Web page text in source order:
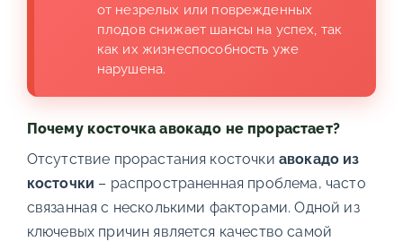
от незрелых или поврежденных
плодов снижает шансы на успех, так
как их жизнеспособность уже
нарушена.
Почему косточка авокадо не прорастает?
Отсутствие прорастания косточки авокадо из
косточки – распространенная проблема, часто
связанная с несколькими факторами. Одной из
ключевых причин является качество самой